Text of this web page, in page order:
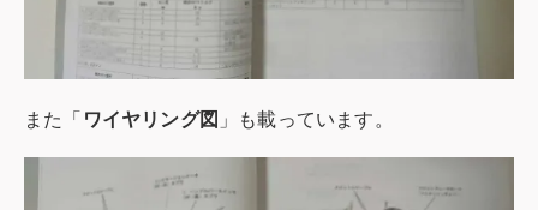
また「 ワイヤリング図 」も載っています。